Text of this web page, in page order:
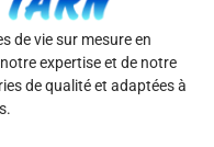
de vie sur mesure en
expertise et de notre
de qualité et adaptées à